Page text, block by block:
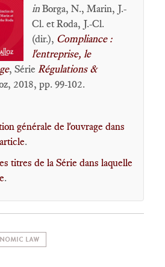
in Borga, N., Marin, J.-
Cl. et Roda, J.-Cl.
(dir.), Compliance :
l'entreprise, le
, Série Régulations &
2018, pp. 99-102.
générale de l'ouvrage dans
.
titres de la Série dans laquelle
.
LAW